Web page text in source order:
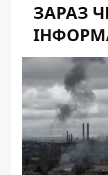
ЗАРАЗ